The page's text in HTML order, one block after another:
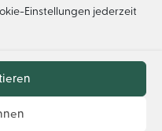
Einstellungen jederzeit